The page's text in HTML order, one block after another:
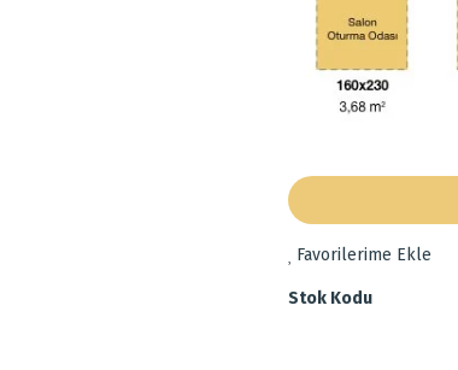
Stok Kodu